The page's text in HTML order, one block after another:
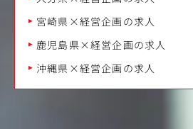
宮崎県×経営企画の求人
鹿児島県×経営企画の求人
沖縄県×経営企画の求人